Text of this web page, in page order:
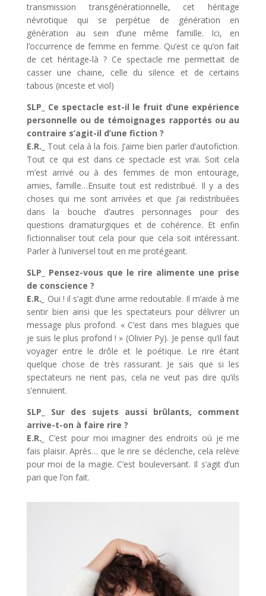
transmission transgénérationnelle, cet héritage
névrotique qui se perpétue de génération en
génération au sein d’une même famille. Ici, en
l’occurrence de femme en femme. Qu’est ce qu’on fait
de cet héritage-là ? Ce spectacle me permettait de
casser une chaine, celle du silence et de certains
tabous (inceste et viol)
SLP_ Ce spectacle est-il le fruit d’une expérience
personnelle ou de témoignages rapportés ou au
contraire s’agit-il d’une fiction ?
E.R._ Tout cela à la fois. J’aime bien parler d’autofiction.
Tout ce qui est dans ce spectacle est vrai. Soit cela
m’est arrivé ou à des femmes de mon entourage,
amies, famille…Ensuite tout est redistribué. Il y a des
choses qui me sont arrivées et que j’ai redistribuées
dans la bouche d’autres personnages pour des
questions dramaturgiques et de cohérence. Et enfin
fictionnaliser tout cela pour que cela soit intéressant.
Parler à l’universel tout en me protégeant.
SLP_ Pensez-vous que le rire alimente une prise
de conscience ?
E.R.
Oui ! il s’agit d’une arme redoutable. Il m’aide à me
sentir bien ainsi que les spectateurs pour délivrer un
message plus profond. « C’est dans mes blagues que
je suis le plus profond ! » (Olivier Py). Je pense qu’il faut
voyager entre le drôle et le poétique. Le rire étant
quelque chose de très rassurant. Je sais que si les
spectateurs ne rient pas, cela ne veut pas dire qu’ils
s’ennuient.
SLP_ Sur des sujets aussi brûlants, comment
arrive-t-on à faire rire ?
E.R.
C’est pour moi imaginer des endroits où je me
fais plaisir. Après… que le rire se déclenche, cela relève
pour moi de la magie. C’est bouleversant. Il s’agit d’un
pari que l’on fait.